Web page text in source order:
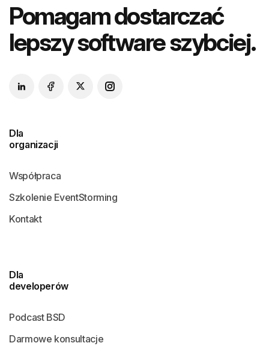
Pomagam dostarczać
lepszy software szybciej.
Dla
organizacji
Współpraca
Szkolenie EventStorming
Kontakt
Dla
developerów
Podcast BSD
Darmowe konsultacje